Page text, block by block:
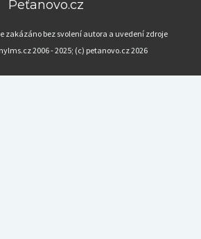
Peťanovo.cz
zakázáno bez svolení autora a uvedení zdroje
2006 - 2025; (c) petanovo.cz 2026